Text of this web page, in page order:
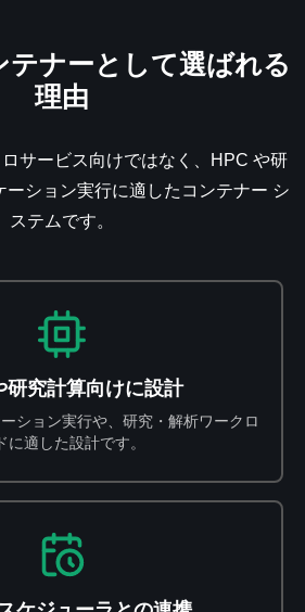
テナーとして選ばれる
理由
サービス向けではなく、HPC や研
ーション実行に適したコンテナー シ
ステムです。
研究計算向けに設計
ション実行や、研究・解析ワークロ
に適した設計です。